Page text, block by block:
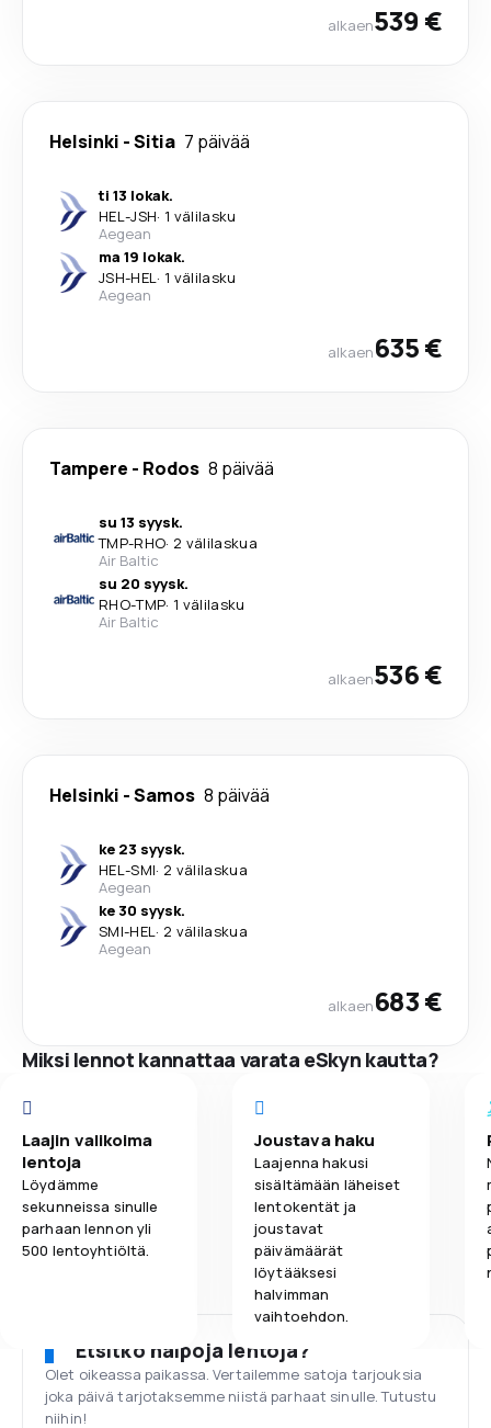
alkaen539 €
Helsinki -Sitia 7 päivää
ti 13 lokak.
HEL-JSH· 1 välilasku
Aegean
ma 19 lokak.
JSH-HEL· 1 välilasku
Aegean
alkaen635 €
Tampere - Rodos 8 päivää
su 13 syysk.
TMP-RHO· 2 välilaskua
Air Baltic
su 20 syysk.
RHO-TMP· 1 välilasku
Air Baltic
alkaen536 €
Helsinki -Samos 8 päivää
ke 23 syysk.
HEL-SMI· 2 välilaskua
Aegean
ke 30 syysk.
SMI-HEL· 2 välilaskua
Aegean
alkaen683 €
Miksi lennot kannattaa varata eSkyn kautta?
Laajin valikoima
lentoja
Löydämme
sekunneissa sinulle
parhaan lennon yli
500 lentoyhtiöltä.
Joustava haku
Laajenna hakusi
sisältämään läheiset
lentokentät ja
joustavat
päivämäärät
löytääksesi
halvimman
vaihtoehdon.
Etsitkö halpoja lentoja?
Olet oikeassa paikassa. Vertailemme satoja tarjouksia
joka päivä tarjotaksemme niistä parhaat sinulle. Tutustu
niihin!